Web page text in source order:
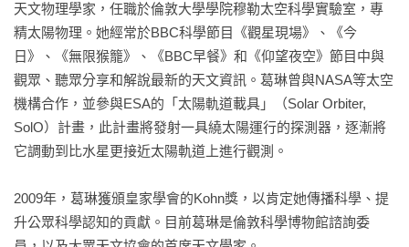
天文物理學家，任職於倫敦大學學院穆勒太空科學實驗室，專
精太陽物理。她經常於BBC科學節目《觀星現場》、《今
日》、《無限猴籠》、《BBC早餐》和《仰望夜空》節目中與
觀眾、聽眾分享和解說最新的天文資訊。葛琳曾與NASA等太空
機構合作，並參與ESA的「太陽軌道載具」（Solar Orbiter,
SolO）計畫，此計畫將發射一具繞太陽運行的探測器，逐漸將
它調動到比水星更接近太陽軌道上進行觀測。
2009年，葛琳獲頒皇家學會的Kohn獎，以肯定她傳播科學、提
升公眾科學認知的貢獻。目前葛琳是倫敦科學博物館諮詢委